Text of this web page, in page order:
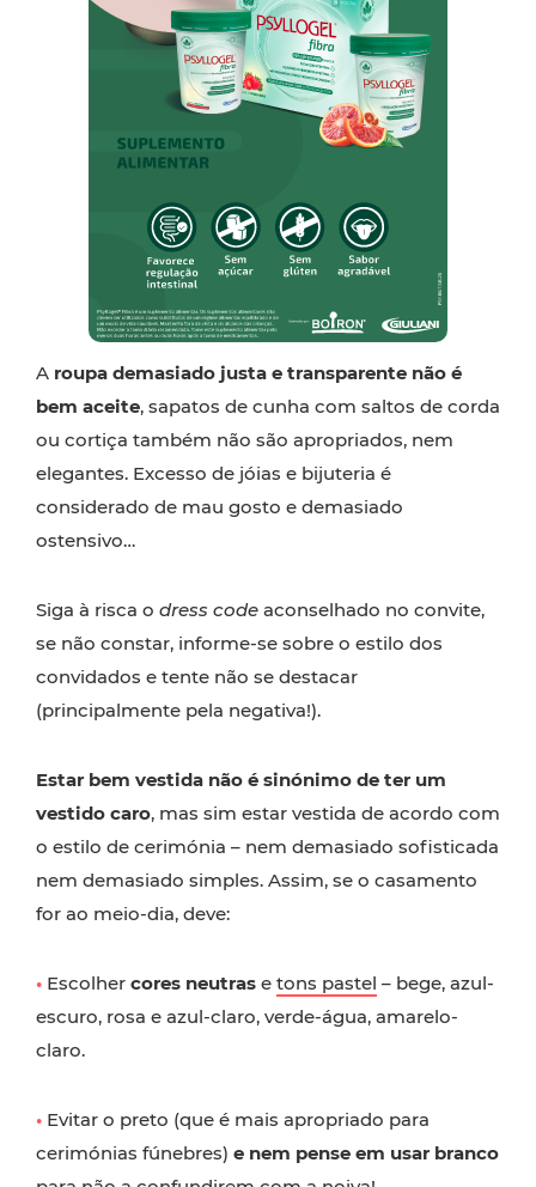
A roupa demasiado justa e transparente não é
bem aceite, sapatos de cunha com saltos de corda
ou cortiça também não são apropriados, nem
elegantes. Excesso de jóias e bijuteria é
considerado de mau gosto e demasiado
ostensivo…
Siga à risca o dress code aconselhado no convite,
se não constar, informe-se sobre o estilo dos
convidados e tente não se destacar
(principalmente pela negativa!).
Estar bem vestida não é sinónimo de ter um
vestido caro, mas sim estar vestida de acordo com
o estilo de cerimónia – nem demasiado sofisticada
nem demasiado simples. Assim, se o casamento
for ao meio-dia, deve:
• Escolher cores neutras e tons pastel – bege, azul-
escuro, rosa e azul-claro, verde-água, amarelo-
claro.
• Evitar o preto (que é mais apropriado para
cerimónias fúnebres) e nem pense em usar branco